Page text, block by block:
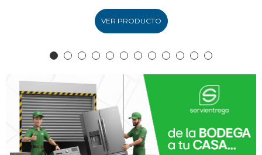
VER PRODUCTO